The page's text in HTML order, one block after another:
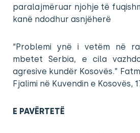
paralajmëruar njohje të
kanë ndodhur asnjëherë
“Problemi ynë i vetëm në
mbetet Serbia, e cila
agresive kundër Kosovës.”
Fjalimi në Kuvendin e Kosovës,
E PAVËRTETË